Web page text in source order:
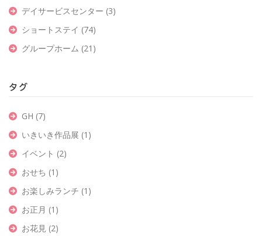
デイサービスセンター (3)
ショートステイ (74)
グループホーム (21)
タグ
GH (7)
いきいき作品展 (1)
イベント (2)
おせち (1)
お楽しみランチ (1)
お正月 (1)
お花見 (2)